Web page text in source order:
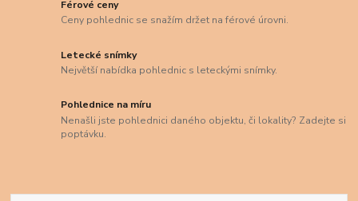
Férové ceny
Ceny pohlednic se snažím držet na férové úrovni.
Letecké snímky
Největší nabídka pohlednic s leteckými snímky.
Pohlednice na míru
Nenašli jste pohlednici daného objektu, či lokality? Zadejte si
poptávku.